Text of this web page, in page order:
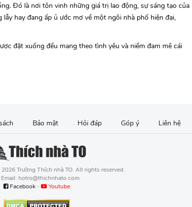
Đó là nơi tôn vinh những giá trị lao động, sự sáng tạo của
hay đang ấp ủ ước mơ về một ngôi nhà phố hiện đại,
đặt xuống đều mang theo tình yêu và niềm đam mê cái
Bảo mật Hỏi đáp Góp ý Liên hệ
Trường Thích nhà TO. All rights reserved.
Email: hotro@thichnhato.com
Facebook- Youtube